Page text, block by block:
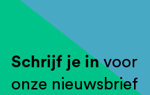
Schrijf je invoor
onze nieuwsbrief